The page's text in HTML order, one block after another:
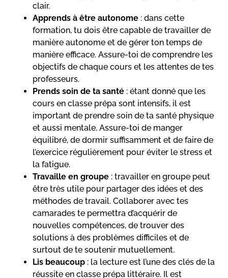
clair.
Apprends à être autonome : dans cette
formation, tu dois être capable de travailler de
manière autonome et de gérer ton temps de
manière efficace. Assure-toi de comprendre les
objectifs de chaque cours et les attentes de tes
professeurs.
Prends soin de ta santé : étant donné que les
cours en classe prépa sont intensifs, il est
important de prendre soin de ta santé physique
et aussi mentale. Assure-toi de manger
équilibré, de dormir suffisamment et de faire de
l’exercice régulièrement pour éviter le stress et
la fatigue.
Travaille en groupe : travailler en groupe peut
être très utile pour partager des idées et des
méthodes de travail. Collaborer avec tes
camarades te permettra d’acquérir de
nouvelles compétences, de trouver des
solutions à des problèmes difficiles et de
surtout de te soutenir mutuellement.
Lis beaucoup : la lecture est l’une des clés de la
réussite en classe prépa littéraire. Il est